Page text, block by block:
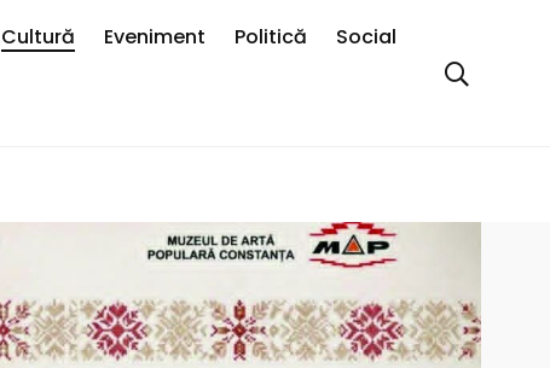
Cultură Eveniment Politică
Social